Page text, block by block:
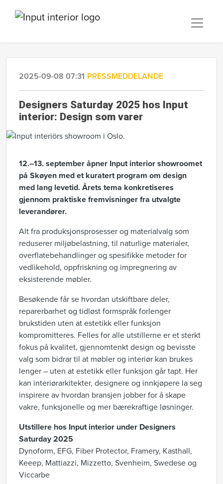
2025-09-08 07:31 PRESSMEDDELANDE
Designers Saturday 2025 hos Input
interior: Design som varer
12.–13. september åpner Input interior showroomet
på Skøyen med et kuratert program om design
med lang levetid. Årets tema konkretiseres
gjennom praktiske fremvisninger fra utvalgte
leverandører.
Alt fra produksjonsprosesser og materialvalg som
reduserer miljøbelastning, til naturlige materialer,
overflatebehandlinger og spesifikke metoder for
vedlikehold, oppfriskning og impregnering av
eksisterende møbler.
Besøkende får se hvordan utskiftbare deler,
reparerbarhet og tidløst formspråk forlenger
brukstiden uten at estetikk eller funksjon
kompromitteres. Felles for alle utstillerne er et sterkt
fokus på kvalitet, gjennomtenkt design og bevisste
valg som bidrar til at møbler og interiør kan brukes
lenger – uten at estetikk eller funksjon går tapt. Her
kan interiørarkitekter, designere og innkjøpere la seg
inspirere av hvordan bransjen jobber for å skape
vakre, funksjonelle og mer bærekraftige løsninger.
Utstillere hos Input interior under Designers
Saturday 2025
Dynoform, EFG, Fiber Protector, Framery, Kasthall,
Keeep, Mattiazzi, Mizzetto, Svenheim, Swedese og
Viccarbe